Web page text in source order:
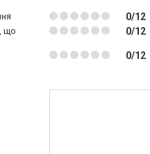
0/12
що
0/12
0/12